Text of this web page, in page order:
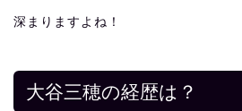
深まりますよね！
大谷三穂の経歴は？